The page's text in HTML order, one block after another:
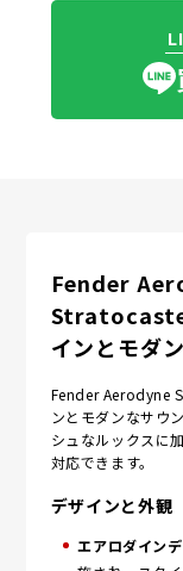
Fender
インとモダ
Fender Aerodyne
ンとモダンなサウ
シュなルックスに
対応できます。
デザインと外観
エアロダイン